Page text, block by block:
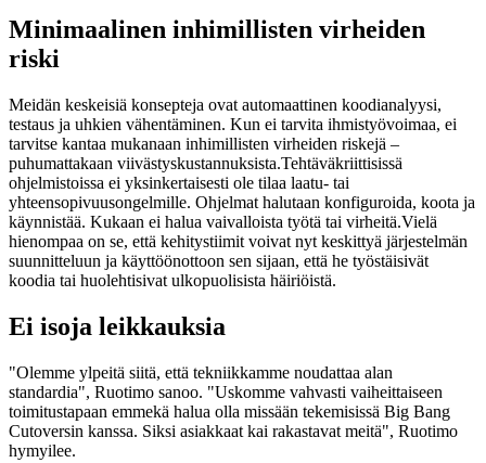
Minimaalinen inhimillisten virheiden
riski
Meidän keskeisiä konsepteja ovat automaattinen koodianalyysi,
testaus ja uhkien vähentäminen. Kun ei tarvita ihmistyövoimaa, ei
tarvitse kantaa mukanaan inhimillisten virheiden riskejä –
puhumattakaan viivästyskustannuksista.Tehtäväkriittisissä
ohjelmistoissa ei yksinkertaisesti ole tilaa laatu- tai
yhteensopivuusongelmille. Ohjelmat halutaan konfiguroida, koota ja
käynnistää. Kukaan ei halua vaivalloista työtä tai virheitä.Vielä
hienompaa on se, että kehitystiimit voivat nyt keskittyä järjestelmän
suunnitteluun ja käyttöönottoon sen sijaan, että he työstäisivät
koodia tai huolehtisivat ulkopuolisista häiriöistä.
Ei isoja leikkauksia
"Olemme ylpeitä siitä, että tekniikkamme noudattaa alan
standardia", Ruotimo sanoo. "Uskomme vahvasti vaiheittaiseen
toimitustapaan emmekä halua olla missään tekemisissä Big Bang
Cutoversin kanssa. Siksi asiakkaat kai rakastavat meitä", Ruotimo
hymyilee.